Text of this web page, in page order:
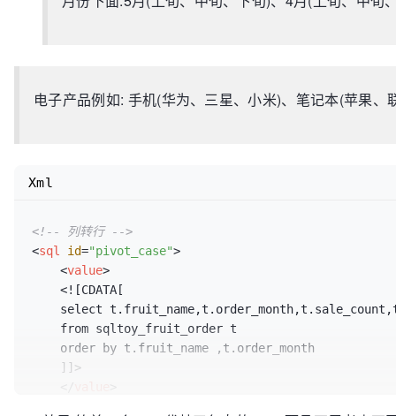
电子产品例如: 手机(华为、三星、小米)、笔记本(苹果、
<!-- 列转行 -->
<sql id="pivot_case">
<value>
Xml